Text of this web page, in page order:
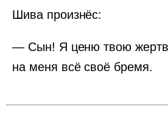
Шива произнёс:
— Сын! Я ценю твою
на меня всё своё бремя.